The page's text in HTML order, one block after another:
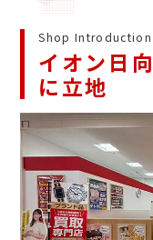
Shop Introduction
イオン日
に立地